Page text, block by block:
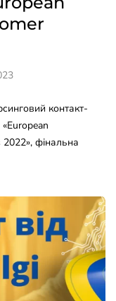
контакт-
фінальна